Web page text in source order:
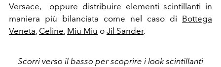
Versace, oppure distribuire elementi scintillanti in
maniera più bilanciata come nel caso di Bottega
Veneta, Celine, Miu Miu o Jil Sander.
Scorri verso il basso per scoprire i look scintillanti